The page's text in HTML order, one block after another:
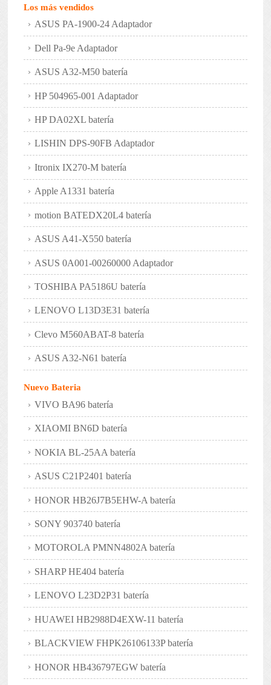
Los más vendidos
ASUS PA-1900-24 Adaptador
Dell Pa-9e Adaptador
ASUS A32-M50 batería
HP 504965-001 Adaptador
HP DA02XL batería
LISHIN DPS-90FB Adaptador
Itronix IX270-M batería
Apple A1331 batería
motion BATEDX20L4 batería
ASUS A41-X550 batería
ASUS 0A001-00260000 Adaptador
TOSHIBA PA5186U batería
LENOVO L13D3E31 batería
Clevo M560ABAT-8 batería
ASUS A32-N61 batería
Nuevo Bateria
VIVO BA96 batería
XIAOMI BN6D batería
NOKIA BL-25AA batería
ASUS C21P2401 batería
HONOR HB26J7B5EHW-A batería
SONY 903740 batería
MOTOROLA PMNN4802A batería
SHARP HE404 batería
LENOVO L23D2P31 batería
HUAWEI HB2988D4EXW-11 batería
BLACKVIEW FHPK26106133P batería
HONOR HB436797EGW batería